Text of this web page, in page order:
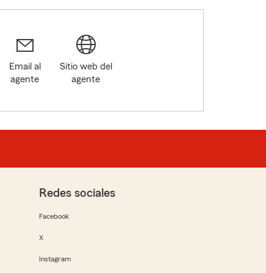
Email al
agente
Sitio web del
agente
Redes sociales
Facebook
X
Instagram